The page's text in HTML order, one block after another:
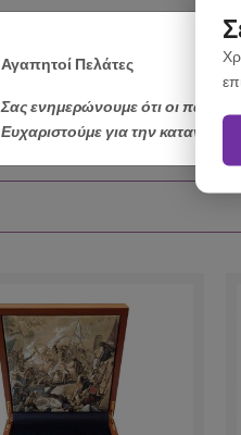
Αγαπητοί Πελάτες
Σας ενημερώνουμε ότι οι
Ευχαριστούμε για την κατανόηση.